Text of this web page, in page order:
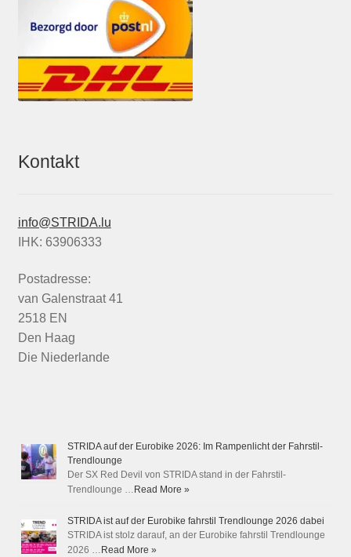
Kontakt
info@STRIDA.lu
IHK: 63906333
Postadresse:
van Galenstraat 41
2518 EN
Den Haag
Die Niederlande
STRIDA auf der Eurobike 2026: Im Rampenlicht der Fahrstil-
Trendlounge
Der SX Red Devil von STRIDA stand in der Fahrstil-
Trendlounge … Read More »
STRIDA ist auf der Eurobike fahrstil Trendlounge 2026 dabei
STRIDA ist stolz darauf, an der Eurobike fahrstil Trendlounge
2026 … Read More »